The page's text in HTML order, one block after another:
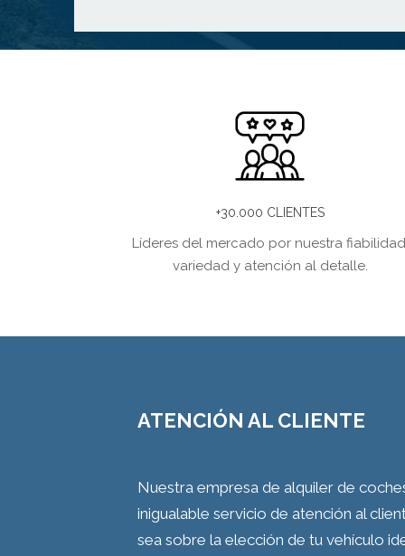
+30.000 CLIENTES
Líderes del mercado por nuestra
variedad y atención al detalle.
ATENCIÓN AL CLIENTE
Nuestra empresa de alquiler de
inigualable servicio de atención al
sea sobre la elección de tu vehículo